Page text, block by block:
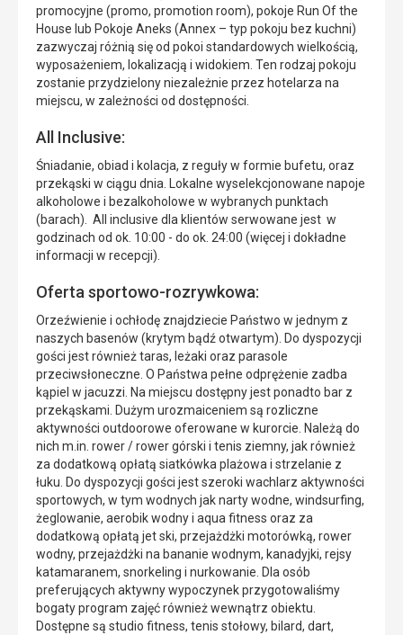
promocyjne (promo, promotion room), pokoje Run Of the
House lub Pokoje Aneks (Annex – typ pokoju bez kuchni)
zazwyczaj różnią się od pokoi standardowych wielkością,
wyposażeniem, lokalizacją i widokiem. Ten rodzaj pokoju
zostanie przydzielony niezależnie przez hotelarza na
miejscu, w zależności od dostępności.
All Inclusive:
Śniadanie, obiad i kolacja, z reguły w formie bufetu, oraz
przekąski w ciągu dnia. Lokalne wyselekcjonowane napoje
alkoholowe i bezalkoholowe w wybranych punktach
(barach). All inclusive dla klientów serwowane jest w
godzinach od ok. 10:00 - do ok. 24:00 (więcej i dokładne
informacji w recepcji).
Oferta sportowo-rozrywkowa:
Orzeźwienie i ochłodę znajdziecie Państwo w jednym z
naszych basenów (krytym bądź otwartym). Do dyspozycji
gości jest również taras, leżaki oraz parasole
przeciwsłoneczne. O Państwa pełne odprężenie zadba
kąpiel w jacuzzi. Na miejscu dostępny jest ponadto bar z
przekąskami. Dużym urozmaiceniem są rozliczne
aktywności outdoorowe oferowane w kurorcie. Należą do
nich m.in. rower / rower górski i tenis ziemny, jak również
za dodatkową opłatą siatkówka plażowa i strzelanie z
łuku. Do dyspozycji gości jest szeroki wachlarz aktywności
sportowych, w tym wodnych jak narty wodne, windsurfing,
żeglowanie, aerobik wodny i aqua fitness oraz za
dodatkową opłatą jet ski, przejażdżki motorówką, rower
wodny, przejażdżki na bananie wodnym, kanadyjki, rejsy
katamaranem, snorkeling i nurkowanie. Dla osób
preferujących aktywny wypoczynek przygotowaliśmy
bogaty program zajęć również wewnątrz obiektu.
Dostępne są studio fitness, tenis stołowy, bilard, dart,